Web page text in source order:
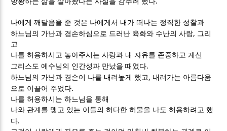
나에게 깨달음을 준 것은 나에게서 내가 떠나는 정직한 성찰과
하느님의 가난과 겸손하심으로 드러난 육화와 수난의 사랑, 그리
고
나를 허용하시고 놓아주시는 사랑과 내 자유를 존중하고 계신
그리스도 예수님의 인간성과 만났을 때였다.
하느님의 가난과 겸손이 나를 내려놓게 했고 , 내려가는 아름다움
으로 이끌어 주었다.
나를 허용하시는 하느님을 통해
나와 관계를 맺고 있는 이들의 허다한 허물을 나도 허용하려고 했
다.